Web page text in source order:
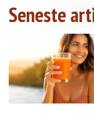
Seneste